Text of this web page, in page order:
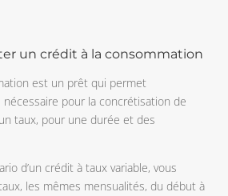
un crédit à la consommation
est un prêt qui permet
nécessaire pour la concrétisation de
taux, pour une durée et des
d’un crédit à taux variable, vous
les mêmes mensualités, du début à